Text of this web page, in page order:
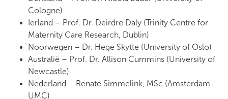
Cologne)
Ierland – Prof. Dr. Deirdre Daly (Trinity Centre for
Maternity Care Research, Dublin)
Noorwegen – Dr. Hege Skytte (University of Oslo)
Australië – Prof. Dr. Allison Cummins (University of
Newcastle)
Nederland – Renate Simmelink, MSc (Amsterdam
UMC)